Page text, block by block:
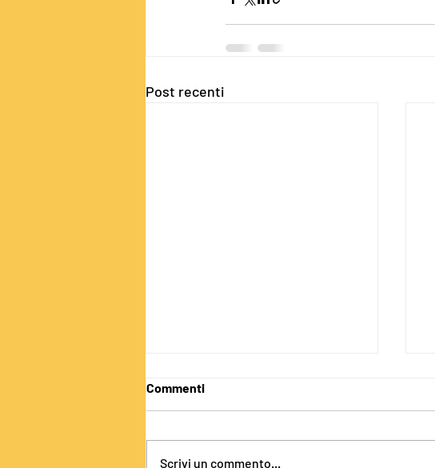
Post recenti
ISCRIZIONI
Commenti
Scrivi un commento...